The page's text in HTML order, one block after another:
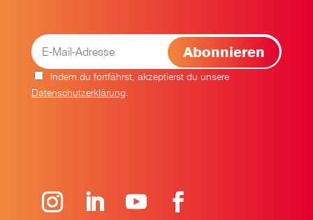
Indem du fortfährst, akzeptierst du unsere
Datenschutzerklärung.